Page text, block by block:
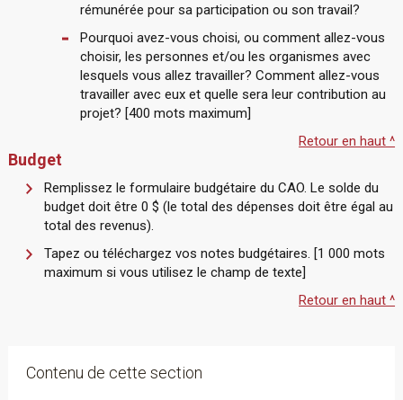
rémunérée pour sa participation ou son travail?
Pourquoi avez-vous choisi, ou comment allez-vous
choisir, les personnes et/ou les organismes avec
lesquels vous allez travailler? Comment allez-vous
travailler avec eux et quelle sera leur contribution au
projet? [400 mots maximum]
Retour en haut ^
Budget
Remplissez le formulaire budgétaire du CAO. Le solde du
budget doit être 0 $ (le total des dépenses doit être égal au
total des revenus).
Tapez ou téléchargez vos notes budgétaires. [1 000 mots
maximum si vous utilisez le champ de texte]
Retour en haut ^
Contenu de cette section